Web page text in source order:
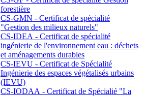
forestière
CS-GMN - Certificat de spécialité
"Gestion des milieux naturels"
CS-IDEA - Certificat de spécialité
ingénierie de l'environnement eau : déchets
et aménagements durables
CS-IEVU - Certificat de Spécialité
Ingénierie des espaces végétalisés urbains
(IEVU)
CS-IODAA - Certificat de Spécialié "La